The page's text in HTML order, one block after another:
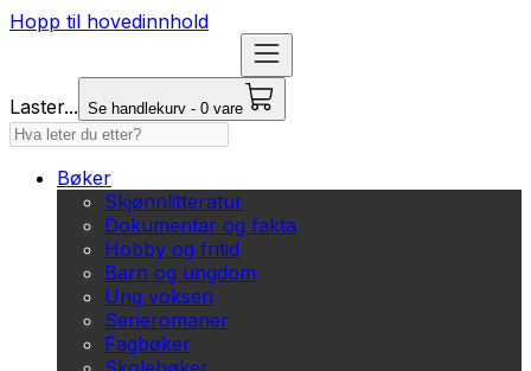
Hopp til hovedinnhold
Laster... Se handlekurv - 0 vare
Bøker
Skjønnlitteratur
Dokumentar og fakta
Hobby og fritid
Barn og ungdom
Ung voksen
Serieromaner
Fagbøker